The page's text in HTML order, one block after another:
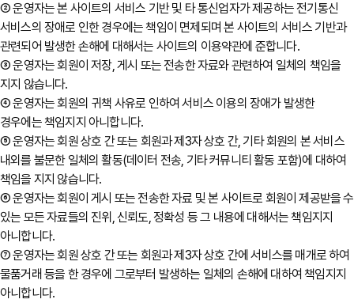
② 운영자는 본 사이트의 서비스 기반 및 타 통신업자가 제공하는 전기통신
서비스의 장애로 인한 경우에는 책임이 면제되며 본 사이트의 서비스 기반과
관련되어 발생한 손해에 대해서는 사이트의 이용약관에 준합니다.
③ 운영자는 회원이 저장, 게시 또는 전송한 자료와 관련하여 일체의 책임을
지지 않습니다.
④ 운영자는 회원의 귀책 사유로 인하여 서비스 이용의 장애가 발생한
경우에는 책임지지 아니합니다.
⑤ 운영자는 회원 상호 간 또는 회원과 제3자 상호 간, 기타 회원의 본 서비스
내외를 불문한 일체의 활동(데이터 전송, 기타 커뮤니티 활동 포함)에 대하여
책임을 지지 않습니다.
⑥ 운영자는 회원이 게시 또는 전송한 자료 및 본 사이트로 회원이 제공받을 수
있는 모든 자료들의 진위, 신뢰도, 정확성 등 그 내용에 대해서는 책임지지
아니합니다.
⑦ 운영자는 회원 상호 간 또는 회원과 제3자 상호 간에 서비스를 매개로 하여
물품거래 등을 한 경우에 그로부터 발생하는 일체의 손해에 대하여 책임지지
아니합니다.